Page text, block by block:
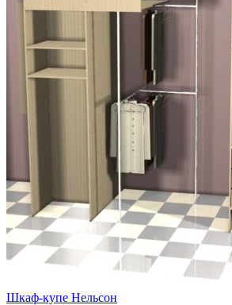
Шкаф-купе Нельсон